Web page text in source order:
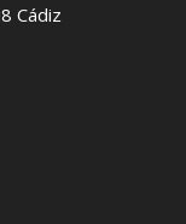
Cádiz